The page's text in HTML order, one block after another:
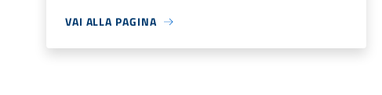
VAI ALLA PAGINA